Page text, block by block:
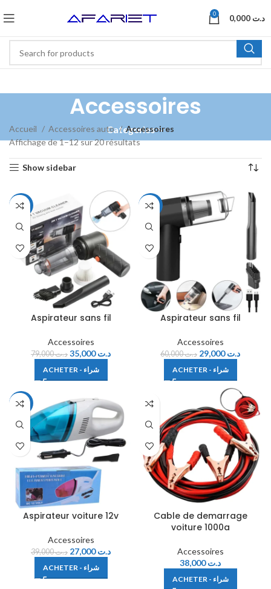
0 د.ت
Accessoires
Categories
Accueil Accessoires auto
Accessoires
Affichage de 1–12 sur 20 résultats
Show sidebar
-56%
Aspirateur sans fil
Accessoires
د.ت79,000 د.ت35,000
ACHETER - شراء
-52%
Aspirateur sans fil
Accessoires
د.ت60,000 د.ت29,000
ACHETER - شراء
-31%
Aspirateur voiture 12v
Accessoires
د.ت39,000 د.ت27,000
ACHETER - شراء
Cable de demarrage
voiture 1000a
Accessoires
د.ت38,000
ACHETER - شراء